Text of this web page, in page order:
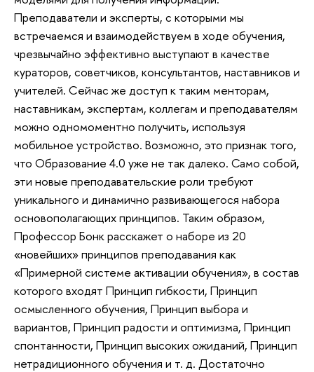
Преподаватели и эксперты, с которыми мы
встречаемся и взаимодействуем в ходе обучения,
чрезвычайно эффективно выступают в качестве
кураторов, советчиков, консультантов, наставников и
учителей. Сейчас же доступ к таким менторам,
наставникам, экспертам, коллегам и преподавателям
можно одномоментно получить, используя
мобильное устройство. Возможно, это признак того,
что Образование 4.0 уже не так далеко. Само собой,
эти новые преподавательские роли требуют
уникального и динамично развивающегося набора
основополагающих принципов. Таким образом,
Профессор Бонк расскажет о наборе из 20
«новейших» принципов преподавания как
«Примерной системе активации обучения», в состав
которого входят Принцип гибкости, Принцип
осмысленного обучения, Принцип выбора и
вариантов, Принцип радости и оптимизма, Принцип
спонтанности, Принцип высоких ожиданий, Принцип
нетрадиционного обучения и т. д. Достаточно